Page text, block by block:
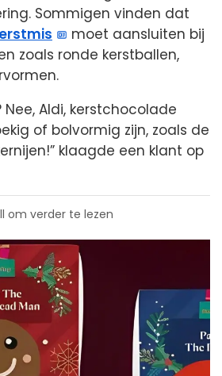
Sommigen vinden dat
moet aansluiten bij
zoals ronde kerstballen,
Nee, Aldi, kerstchocolade
of bolvormig zijn, zoals de
klaagde een klant op
om verder te lezen